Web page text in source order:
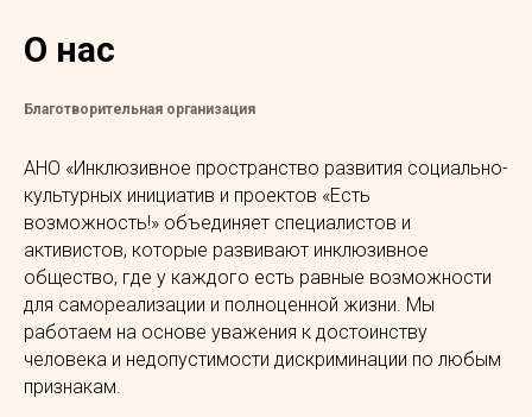
О нас
Благотворительная организация
АНО «Инклюзивное пространство развития социально-
культурных инициатив и проектов «Есть
возможность!» объединяет специалистов и
активистов, которые развивают инклюзивное
общество, где у каждого есть равные возможности
для самореализации и полноценной жизни. Мы
работаем на основе уважения к достоинству
человека и недопустимости дискриминации по любым
признакам.